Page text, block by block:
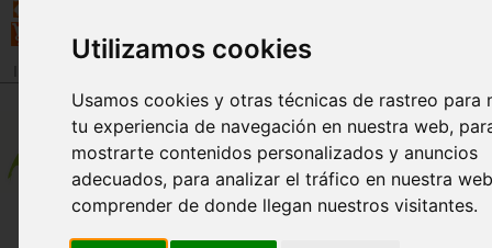
Utilizamos cookies
Usamos cookies y otras técnicas de rastreo para
tu experiencia de navegación en nuestra web,
mostrarte contenidos personalizados y anuncios
adecuados, para analizar el tráfico en nuestra
comprender de donde llegan nuestros visitantes.